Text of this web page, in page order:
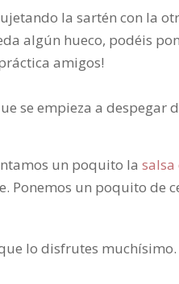
la sartén con la
algún hueco, podéis
amigos!
se empieza a despegar
un poquito la salsa
Ponemos un poquito de
lo disfrutes muchísimo.